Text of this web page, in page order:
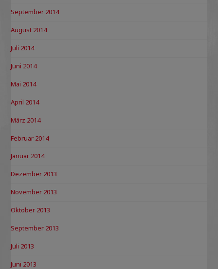
September 2014
August 2014
Juli 2014
Juni 2014
Mai 2014
April 2014
März 2014
Februar 2014
Januar 2014
Dezember 2013
November 2013
Oktober 2013
September 2013
Juli 2013
Juni 2013